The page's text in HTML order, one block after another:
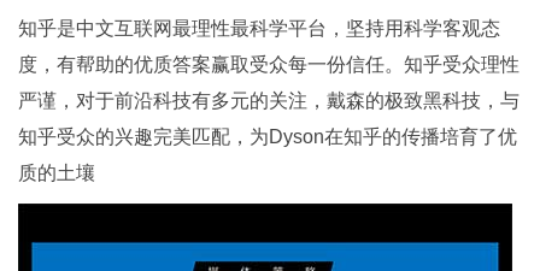
知乎是中文互联网最理性最科学平台，坚持用科学客观态
度，有帮助的优质答案赢取受众每一份信任。知乎受众理性
严谨，对于前沿科技有多元的关注，戴森的极致黑科技，与
知乎受众的兴趣完美匹配，为Dyson在知乎的传播培育了优
质的土壤